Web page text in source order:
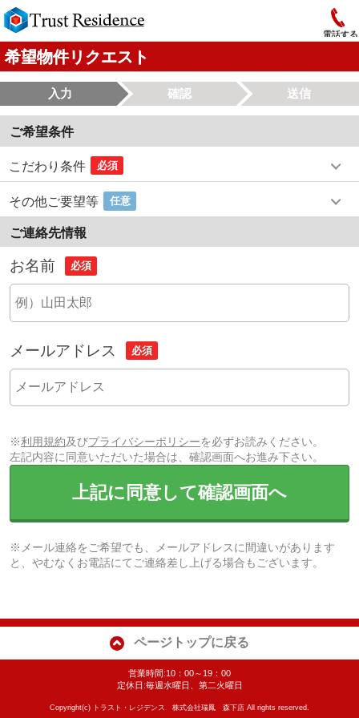
電話する
希望物件リクエスト
入力 確認 送信
ご希望条件
こだわり条件 必須
その他ご要望等 任意
ご連絡先情報
お名前 必須
メールアドレス 必須
※利用規約及びプライバシーポリシーを必ずお読みください。
左記内容に同意いただいた場合は、確認画面へお進み下さい。
上記に同意して確認画面へ
※メール連絡をご希望でも、メールアドレスに間違いがあります
と、やむなくお電話にてご連絡差し上げる場合もございます。
ページトップに戻る
営業時間:10：00～19：00
定休日:毎週水曜日、第二火曜日
Copyright(c) トラスト・レジデンス 株式会社瑞鳳 森下店 All rights reserved.